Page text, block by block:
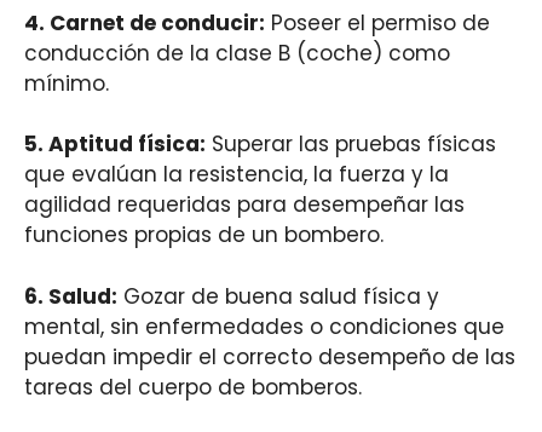
4. Carnet de conducir: Poseer el permiso de
conducción de la clase B (coche) como
mínimo.
5. Aptitud física: Superar las pruebas físicas
que evalúan la resistencia, la fuerza y la
agilidad requeridas para desempeñar las
funciones propias de un bombero.
6. Salud: Gozar de buena salud física y
mental, sin enfermedades o condiciones que
puedan impedir el correcto desempeño de las
tareas del cuerpo de bomberos.